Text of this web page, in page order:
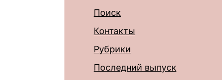
Поиск
Контакты
Рубрики
Последний выпуск